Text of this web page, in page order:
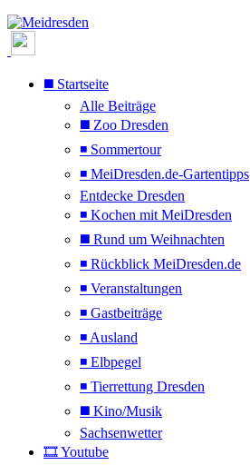
◼️ Startseite
Alle Beiträge
◼️ Zoo Dresden
◾ Sommertour
◾ MeiDresden.de-Gartentipps
Entdecke Dresden
◾ Kochen mit MeiDresden
◼️ Rund um Weihnachten
◾ Rückblick MeiDresden.de
◾ Veranstaltungen
◾ Gastbeiträge
◾ Ausland
◾ Elbpegel
◾ Tierrettung Dresden
◼️ Kino/Musik
Sachsenwetter
🎞️ Youtube